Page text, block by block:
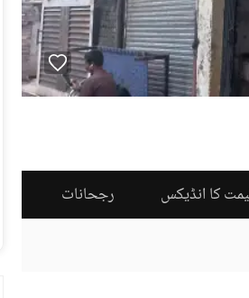
کا انڈیکس رجحانات